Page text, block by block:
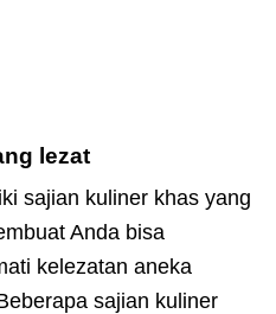
lezat
sajian kuliner khas yang
Anda bisa
kelezatan aneka
sajian kuliner